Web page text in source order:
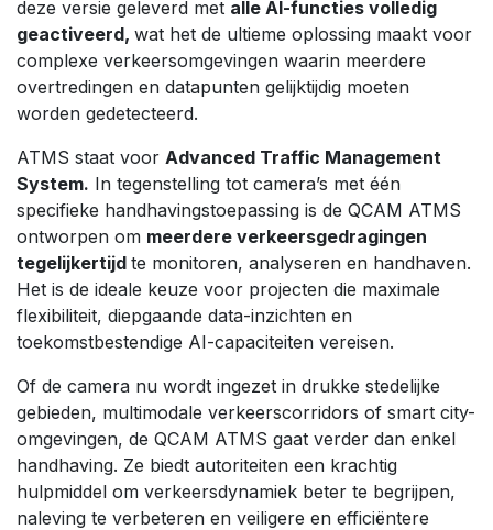
deze versie geleverd met alle AI-functies volledig
geactiveerd, wat het de ultieme oplossing maakt voor
complexe verkeersomgevingen waarin meerdere
overtredingen en datapunten gelijktijdig moeten
worden gedetecteerd.
ATMS staat voor Advanced Traffic Management
System. In tegenstelling tot camera’s met één
specifieke handhavingstoepassing is de QCAM ATMS
ontworpen om meerdere verkeersgedragingen
tegelijkertijd te monitoren, analyseren en handhaven.
Het is de ideale keuze voor projecten die maximale
flexibiliteit, diepgaande data-inzichten en
toekomstbestendige AI-capaciteiten vereisen.
Of de camera nu wordt ingezet in drukke stedelijke
gebieden, multimodale verkeerscorridors of smart city-
omgevingen, de QCAM ATMS gaat verder dan enkel
handhaving. Ze biedt autoriteiten een krachtig
hulpmiddel om verkeersdynamiek beter te begrijpen,
naleving te verbeteren en veiligere en efficiëntere